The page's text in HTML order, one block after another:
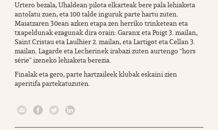
Urtero bezala, Uhaldean pilota elkarteak bere pala lehiaketa
antolatu zuen, eta 100 talde inguruk parte hartu zuten.
Maiatzaren 30ean azken etapa zen herriko trinketean eta
txapeldunak ezagunak dira orain: Garanx eta Poigt 3. mailan,
Saint Cristau eta Laulhier 2. mailan, eta Lartigot eta Cellan 3.
mailan. Lagarde eta Lecherinek irabazi zuten aurtengo “hors
série” izeneko lehiaketa berezia.
Finalak eta gero, parte hartzaileek klubak eskaini zien
aperitifa partekatuzuten.